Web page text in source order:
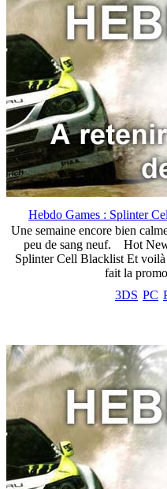
Hebdo Games : Splinter
Une semaine encore bien
peu de sang neuf. Hot
Splinter Cell Blacklist Et
fait la
3DS PC